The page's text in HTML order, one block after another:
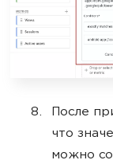
После
что
можно